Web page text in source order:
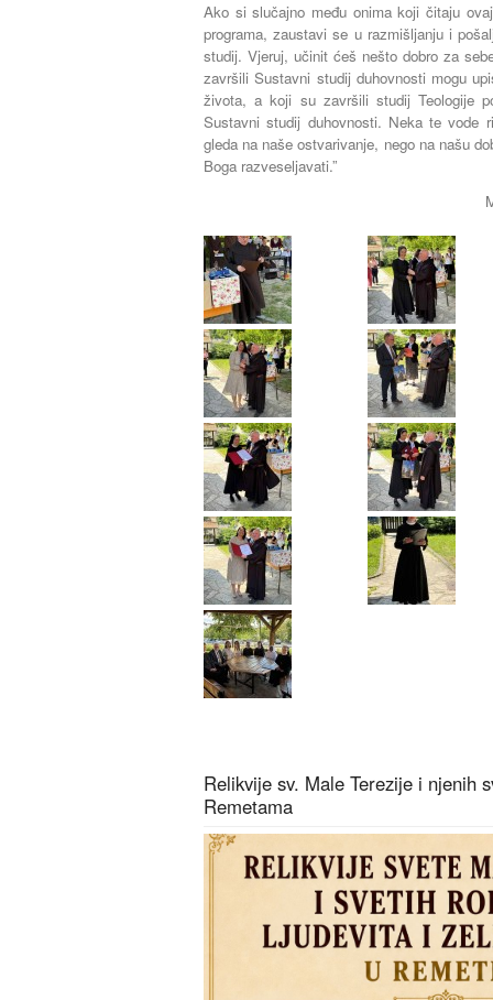
Ako si slučajno među onima koji čitaju
programa, zaustavi se u razmišljanju i
studij. Vjeruj, učinit ćeš nešto dobro za
završili Sustavni studij duhovnosti mogu
života, a koji su završili studij Teologije
Sustavni studij duhovnosti. Neka te vode
gleda na naše ostvarivanje, nego na našu
Boga razveseljavati.”
Relikvije sv. Male Terezije i njenih
Remetama